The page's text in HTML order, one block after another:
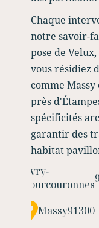
Chaque
notre savoir-
pose de
vous résidiez
comme
près
spécificités
garantir des
habitat
Évry-
Courcouronnes
Massy91300